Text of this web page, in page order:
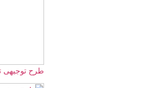
طرح توجیهی تولید درب و پنجره UPVC ☀️سال 1405